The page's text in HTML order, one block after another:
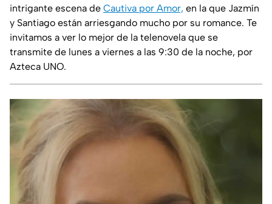
intrigante escena de Cautiva por Amor, en la que Jazmín
y Santiago están arriesgando mucho por su romance. Te
invitamos a ver lo mejor de la telenovela que se
transmite de lunes a viernes a las 9:30 de la noche, por
Azteca UNO.